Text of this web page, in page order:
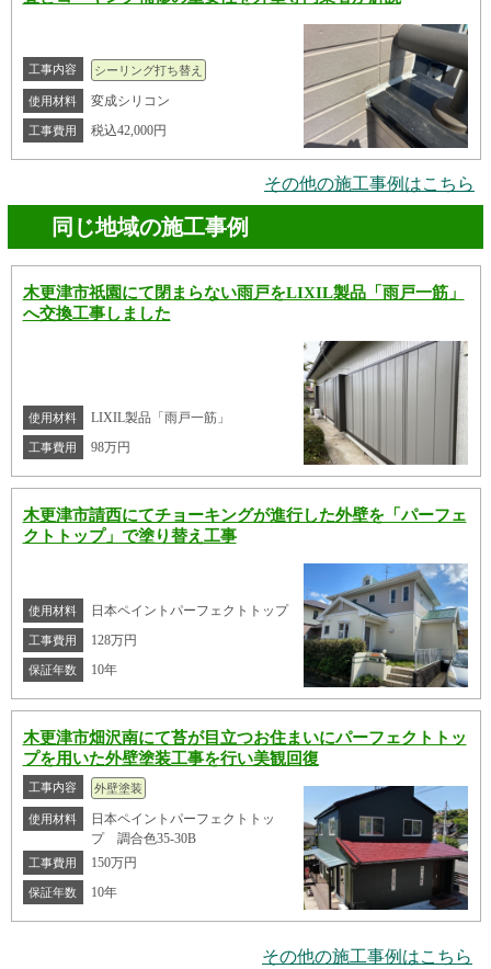
工事内容 シーリング打ち替え
使用材料 変成シリコン
工事費用 税込42,000円
その他の施工事例はこちら
同じ地域の施工事例
木更津市祇園にて閉まらない雨戸をLIXIL製品「雨戸一筋」
へ交換工事しました
使用材料 LIXIL製品「雨戸一筋」
工事費用 98万円
木更津市請西にてチョーキングが進行した外壁を「パーフェ
クトトップ」で塗り替え工事
使用材料 日本ペイントパーフェクトトップ
工事費用 128万円
保証年数 10年
木更津市畑沢南にて苔が目立つお住まいにパーフェクトトッ
プを用いた外壁塗装工事を行い美観回復
工事内容 外壁塗装
使用材料
日本ペイントパーフェクトトッ
プ 調合色35-30B
工事費用 150万円
保証年数 10年
その他の施工事例はこちら